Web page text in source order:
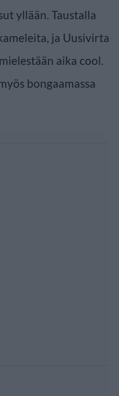
yllään. Taustalla
ja Uusivirta
aika cool.
bongaamassa